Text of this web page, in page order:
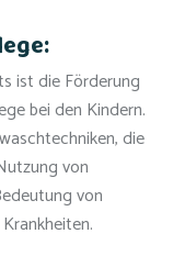
ist die Förderung
bei den Kindern.
die
von
von